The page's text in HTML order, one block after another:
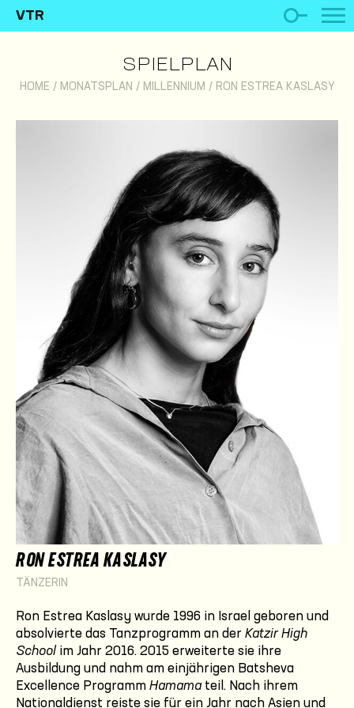
VTR
SPIELPLAN
HOME / MONATSPLAN / MILLENNIUM / RON ESTREA KASLASY
RON ESTREA KASLASY
TÄNZERIN
Ron Estrea Kaslasy wurde 1996 in Israel geboren und
absolvierte das Tanzprogramm an der Katzir High
School im Jahr 2016. 2015 erweiterte sie ihre
Ausbildung und nahm am einjährigen Batsheva
Excellence Programm Hamamateil. Nach ihrem
Nationaldienst reiste sie für ein Jahr nach Asien und